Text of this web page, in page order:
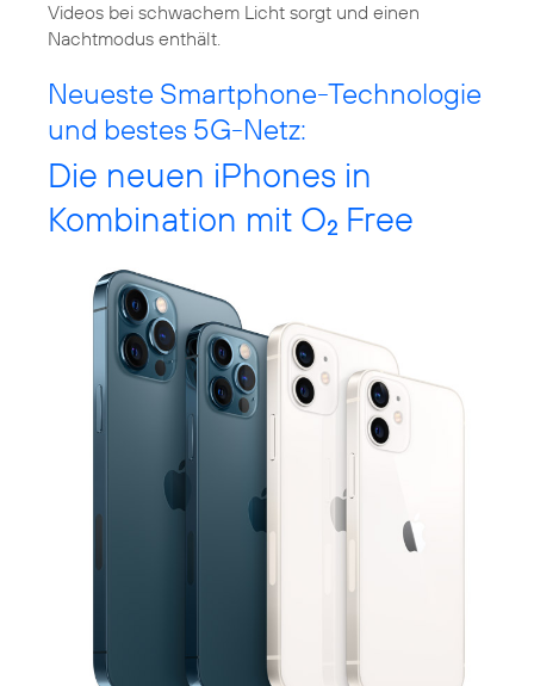
Videos bei schwachem Licht sorgt und einen
Nachtmodus enthält.
Neueste Smartphone-Technologie
und bestes 5G-Netz:
Die neuen iPhones in
Kombination mit O2 Free